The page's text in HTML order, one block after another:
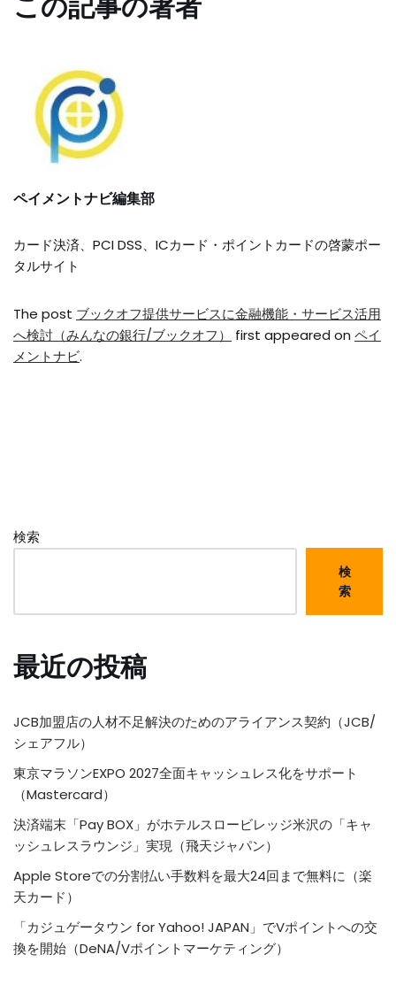
ペイメントナビ編集部
カード決済、PCI DSS、ICカード・ポイントカードの啓蒙ポー
タルサイト
The post ブックオフ提供サービスに金融機能・サービス活用
へ検討（みんなの銀行/ブックオフ）
first appeared on ペイ
メントナビ.
検索
検
索
最近の投稿
JCB加盟店の人材不足解決のためのアライアンス契約（JCB/
シェアフル）
東京マラソンEXPO 2027全面キャッシュレス化をサポート
（Mastercard）
決済端末「Pay BOX」がホテルスロービレッジ米沢の「キャ
ッシュレスラウンジ」実現（飛天ジャパン）
Apple Storeでの分割払い手数料を最大24回まで無料に（楽
天カード）
「カジュゲータウン for Yahoo! JAPAN」でVポイントへの交
換を開始（DeNA/Vポイントマーケティング）